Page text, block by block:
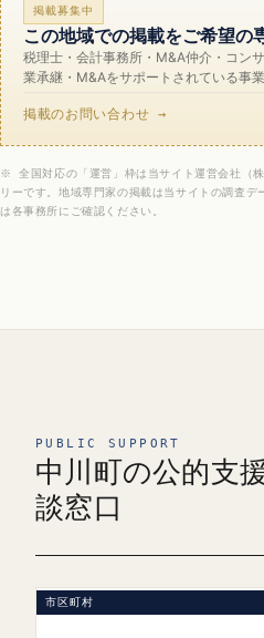
掲載募集中
この地域での掲載をご希望の
税理士・会計事務所・M&A仲介・コン
業承継・M&Aをサポートされている事
掲載のお問い合わせ →
※ 全国対応の「運営」枠は当サイト運営会社
リーです。地域専門家の掲載は当サイトの調査
は各事務所にご確認ください。
PUBLIC SUPPORT
中川町の公的支
談窓口
市区町村